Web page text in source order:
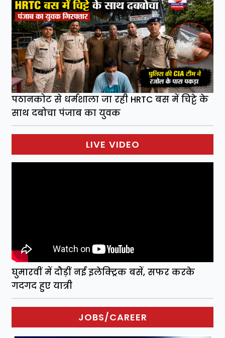
पठानकोट से धर्मशाला जा रही HRTC बस में चिट्टे के
साथ दबोचा पंजाब का युवक
LIVE VIDEO
घुमारवीं में दौड़ीं नई इलेक्ट्रिक बसें, सफर करके
गदगद हुए यात्री
JOBS/CAREER